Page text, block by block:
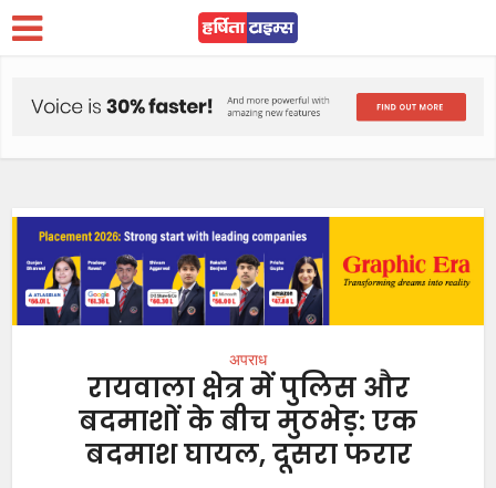
अपराध
रायवाला क्षेत्र में पुलिस और
बदमाशों के बीच मुठभेड़: एक
बदमाश घायल, दूसरा फरार